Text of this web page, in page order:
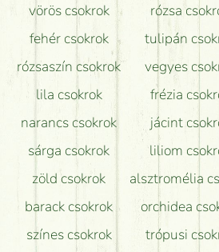
Hogy marad a lehető
Tudok adventi koszorút
vörös csokrok
fehér csokrok
rózsaszín csokrok
lila csokrok
narancs csokrok
sárga csokrok
zöld csokrok
barack csokrok
színes csokrok
rózsa
tulipán
vegyes
frézia
jácint
liliom
alsztromélia
orchidea
trópusi